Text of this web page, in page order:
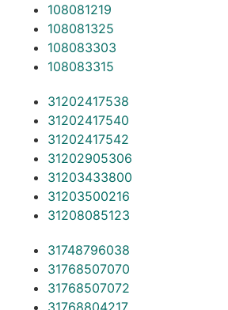
108081219
108081325
108083303
108083315
31202417538
31202417540
31202417542
31202905306
31203433800
31203500216
31208085123
31748796038
31768507070
31768507072
31768804217